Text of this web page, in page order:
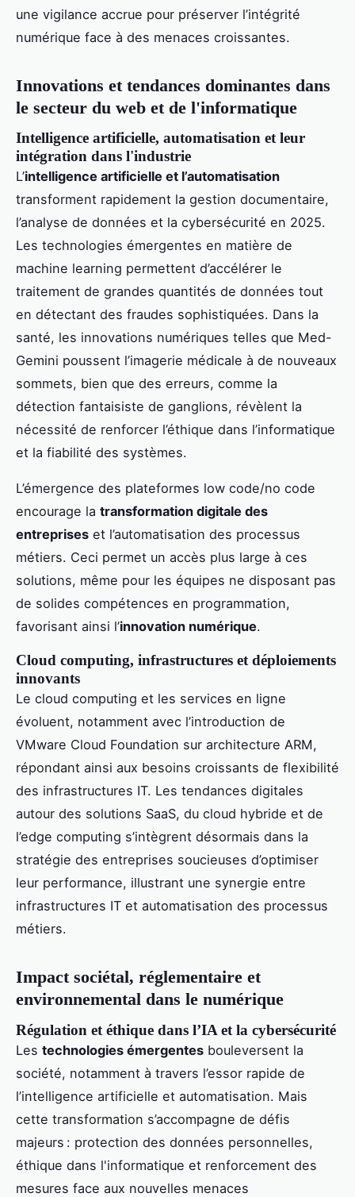
une vigilance accrue pour préserver l’intégrité
numérique face à des menaces croissantes.
Innovations et tendances dominantes dans
le secteur du web et de l'informatique
Intelligence artificielle, automatisation et leur
intégration dans l'industrie
L’intelligence artificielle et l’automatisation
transforment rapidement la gestion documentaire,
l’analyse de données et la cybersécurité en 2025.
Les technologies émergentes en matière de
machine learning permettent d’accélérer le
traitement de grandes quantités de données tout
en détectant des fraudes sophistiquées. Dans la
santé, les innovations numériques telles que Med-
Gemini poussent l’imagerie médicale à de nouveaux
sommets, bien que des erreurs, comme la
détection fantaisiste de ganglions, révèlent la
nécessité de renforcer l’éthique dans l’informatique
et la fiabilité des systèmes.
L’émergence des plateformes low code/no code
encourage la transformation digitale des
entreprises et l’automatisation des processus
métiers. Ceci permet un accès plus large à ces
solutions, même pour les équipes ne disposant pas
de solides compétences en programmation,
favorisant ainsi l’innovation numérique.
Cloud computing, infrastructures et déploiements
innovants
Le cloud computing et les services en ligne
évoluent, notamment avec l’introduction de
VMware Cloud Foundation sur architecture ARM,
répondant ainsi aux besoins croissants de flexibilité
des infrastructures IT. Les tendances digitales
autour des solutions SaaS, du cloud hybride et de
l’edge computing s’intègrent désormais dans la
stratégie des entreprises soucieuses d’optimiser
leur performance, illustrant une synergie entre
infrastructures IT et automatisation des processus
métiers.
Impact sociétal, réglementaire et
environnemental dans le numérique
Régulation et éthique dans l’IA et la cybersécurité
Les technologies émergentes bouleversent la
société, notamment à travers l’essor rapide de
l’intelligence artificielle et automatisation. Mais
cette transformation s’accompagne de défis
majeurs : protection des données personnelles,
éthique dans l'informatique et renforcement des
mesures face aux nouvelles menaces